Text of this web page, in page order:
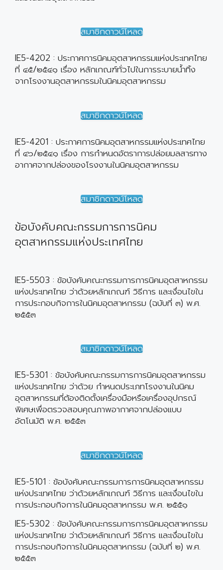
สมาชิกดาวน์โหลด
IE5-4202 : ประกาศการนิคมอุตสาหกรรมแห่งประเทศไทย
ที่ ๔๕/๒๕๔๑ เรื่อง หลักเกณฑ์ทั่วไปในการระบายน้ำทิ้ง
จากโรงงานอุตสาหกรรมในนิคมอุตสาหกรรม
สมาชิกดาวน์โหลด
IE5-4201 : ประกาศการนิคมอุตสาหกรรมแห่งประเทศไทย
ที่ ๔๖/๒๕๔๑ เรื่อง การกำหนดอัตราการปล่อยมลสารทาง
อากาศจากปล่องของโรงงานในนิคมอุตสาหกรรม
สมาชิกดาวน์โหลด
ข้อบังคับคณะกรรมการการนิคม
อุตสาหกรรมแห่งประเทศไทย
IE5-5503 : ข้อบังคับคณะกรรมการการนิคมอุตสาหกรรม
แห่งประเทศไทย ว่าด้วยหลักเกณฑ์ วิธีการ และเงื่อนไขใน
การประกอบกิจการในนิคมอุตสาหกรรม (ฉบับที่ ๓) พ.ศ.
๒๕๕๓
สมาชิกดาวน์โหลด
IE5-5301 : ข้อบังคับคณะกรรมการการนิคมอุตสาหกรรม
แห่งประเทศไทย ว่าด้วย กำหนดประเภทโรงงานในนิคม
อุตสาหกรรมที่ต้องติดตั้งเครื่องมือหรือเครื่องอุปกรณ์
พิเศษเพื่อตรวจสอบคุณภาพอากาศจากปล่องแบบ
อัตโนมัติ พ.ศ. ๒๕๕๓
สมาชิกดาวน์โหลด
IE5-5101 : ข้อบังคับคณะกรรมการการนิคมอุตสาหกรรม
แห่งประเทศไทย ว่าด้วยหลักเกณฑ์ วิธีการ และเงื่อนไขใน
การประกอบกิจการในนิคมอุตสาหกรรม พ.ศ. ๒๕๕๑
IE5-5302 : ข้อบังคับคณะกรรมการการนิคมอุตสาหกรรม
แห่งประเทศไทย ว่าด้วยหลักเกณฑ์ วิธีการ และเงื่อนไขใน
การประกอบกิจการในนิคมอุตสาหกรรม (ฉบับที่ ๒) พ.ศ.
๒๕๕๓